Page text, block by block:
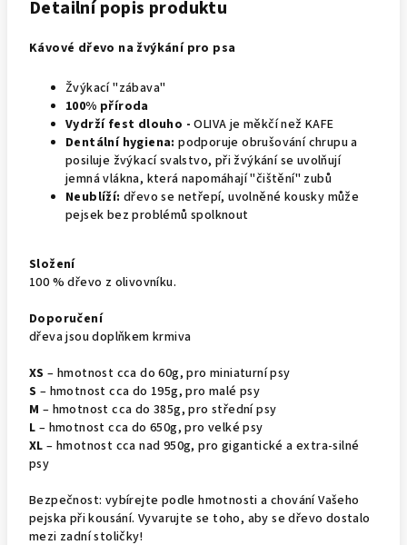
Detailní popis produktu
Kávové dřevo na žvýkání pro psa
Žvýkací "zábava"
100% příroda
Vydrží fest dlouho - OLIVA je měkčí než KAFE
Dentální hygiena: podporuje obrušování chrupu a
posiluje žvýkací svalstvo, při žvýkání se uvolňují
jemná vlákna, která napomáhají "čištění" zubů
Neublíží: dřevo se netřepí, uvolněné kousky může
pejsek bez problémů spolknout
Složení
100 % dřevo z olivovníku.
Doporučení
dřeva jsou doplňkem krmiva
XS – hmotnost cca do 60g, pro miniaturní psy
S – hmotnost cca do 195g, pro malé psy
M – hmotnost cca do 385g, pro střední psy
L – hmotnost cca do 650g, pro velké psy
XL – hmotnost cca nad 950g, pro gigantické a extra-silné
psy
Bezpečnost: vybírejte podle hmotnosti a chování Vašeho
pejska při kousání. Vyvarujte se toho, aby se dřevo dostalo
mezi zadní stoličky!